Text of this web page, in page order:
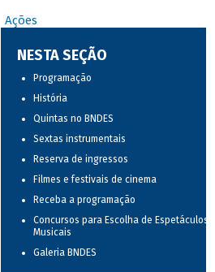
Ações
NESTA SEÇÃO
Programação
História
Quintas no BNDES
Sextas instrumentais
Reserva de ingressos
Filmes e festivais de cinema
Receba a programação
Concursos para Escolha de Espetáculos
Musicais
Galeria BNDES